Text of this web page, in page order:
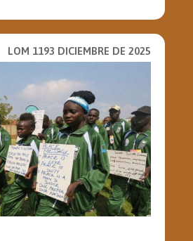
LOM 1193 DICIEMBRE DE 2025